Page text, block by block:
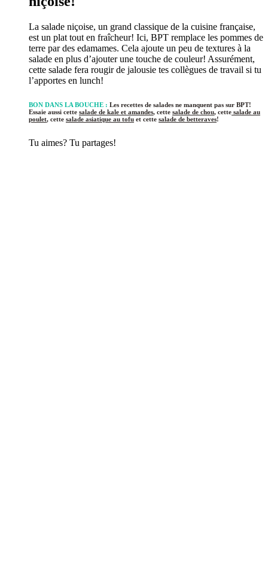
La salade niçoise, un grand classique de la cuisine française,
est un plat tout en fraîcheur! Ici, BPT remplace les pommes de
terre par des edamames. Cela ajoute un peu de textures à la
salade en plus d’ajouter une touche de couleur! Assurément,
cette salade fera rougir de jalousie tes collègues de travail si tu
l’apportes en lunch!
BON DANS LA BOUCHE : Les recettes de salades ne manquent pas sur BPT!
Essaie aussi cette salade de kale et amandes, cette salade de chou, cette salade au
poulet, cette salade asiatique au tofu et cette salade de betteraves!
Tu aimes? Tu partages!